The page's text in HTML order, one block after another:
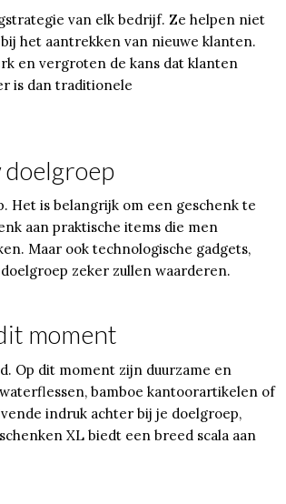
van elk bedrijf. Ze helpen niet
het aantrekken van nieuwe klanten.
en vergroten de kans dat klanten
is dan traditionele
Het is belangrijk om een geschenk te
aan praktische items die men
Maar ook technologische gadgets,
zeker zullen waarderen.
moment
Op dit moment zijn duurzame en
bamboe kantoorartikelen of
indruk achter bij je doelgroep,
XL biedt een breed scala aan